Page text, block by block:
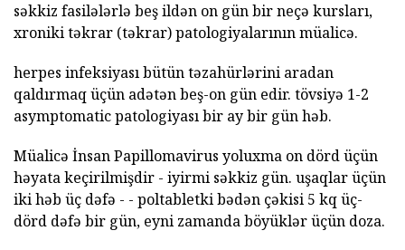
səkkiz fasilələrlə beş ildən on gün bir neçə kursları,
xroniki təkrar (təkrar) patologiyalarının müalicə.
herpes infeksiyası bütün təzahürlərini aradan
qaldırmaq üçün adətən beş-on gün edir. tövsiyə 1-2
asymptomatic patologiyası bir ay bir gün həb.
Müalicə İnsan Papillomavirus yoluxma on dörd üçün
həyata keçirilmişdir - iyirmi səkkiz gün. uşaqlar üçün
iki həb üç dəfə - - poltabletki bədən çəkisi 5 kq üç-
dörd dəfə bir gün, eyni zamanda böyüklər üçün doza.